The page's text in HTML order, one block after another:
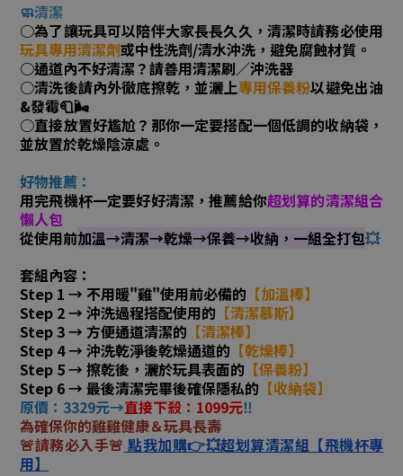
🧼清潔
○為了讓玩具可以陪伴大家長長久久，清潔時請務必使用
玩具專用清潔劑或中性洗劑/清水沖洗，避免腐蝕材質。
○通道內不好清潔？請善用清潔刷／沖洗器
○清洗後請內外徹底擦乾，並灑上專用保養粉以避免出油
&發霉🧻🌬️
○直接放置好尷尬？那你一定要搭配一個低調的收納袋，
並放置於乾燥陰涼處。
好物推薦：
用完飛機杯一定要好好清潔，推薦給你超划算的清潔組合
懶人包
從使用前加溫→清潔→乾燥→保養→收納，一組全打包💥
套組內容：
Step 1 → 不用暖"雞"使用前必備的 【加溫棒】
Step 2 → 沖洗過程搭配使用的 【清潔慕斯】
Step 3 → 方便通道清潔的 【清潔棒】
Step 4 → 沖洗乾淨後乾燥通道的 【乾燥棒】
Step 5 → 擦乾後，灑於玩具表面的 【保養粉】
Step 6 → 最後清潔完畢後確保隱私的 【收納袋】
原價：3329元→直接下殺：1099元‼️
為確保你的雞雞健康＆玩具長壽
🚨請務必入手🚨 點我加購👉💥超划算清潔組【飛機杯專
用】